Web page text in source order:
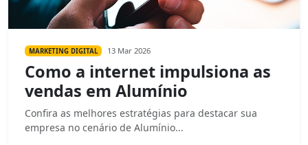
MARKETING DIGITAL 13 Mar 2026
Como a internet impulsiona as
vendas em Alumínio
Confira as melhores estratégias para destacar sua
empresa no cenário de Alumínio...